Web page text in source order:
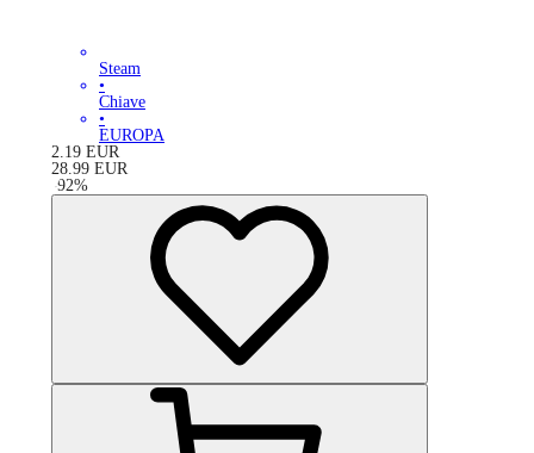
Steam
•
Chiave
•
EUROPA
2.19 EUR
28.99 EUR
-92%